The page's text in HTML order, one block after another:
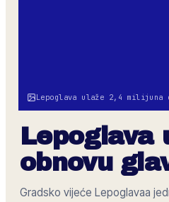
Lepoglava ulaže 2,4 milijuna
Lepoglava
obnovu
Gradsko vijeće Lepoglavaa